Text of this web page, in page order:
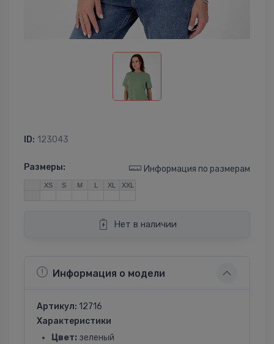
ID: 123043
Размеры: Информация по размерам
XS S M L XL XXL
Нет в наличии
Информация о модели
Артикул: 12716
Характеристики
Цвет: зеленый